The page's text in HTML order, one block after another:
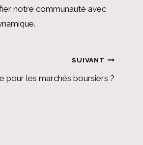
notre communauté avec
SUIVANT
pour les marchés boursiers ?